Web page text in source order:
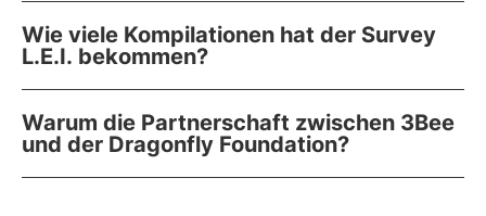
Wie viele Kompilationen hat der Survey
L.E.I. bekommen?
Warum die Partnerschaft zwischen 3Bee
und der Dragonfly Foundation?